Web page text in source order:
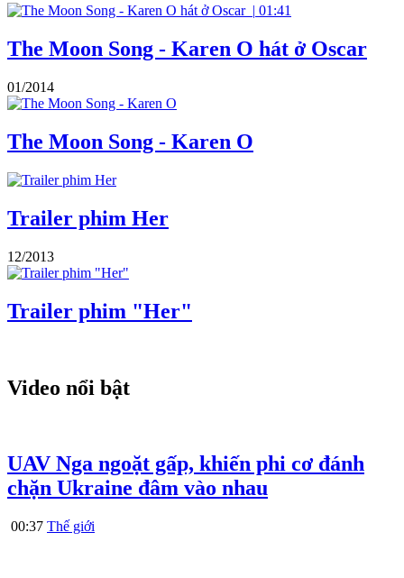
| 01:41
The Moon Song - Karen O hát ở Oscar
01/2014
The Moon Song - Karen O
Trailer phim Her
12/2013
Trailer phim "Her"
Video nổi bật
UAV Nga ngoặt gấp, khiến phi cơ đánh
chặn Ukraine đâm vào nhau
00:37 Thế giới